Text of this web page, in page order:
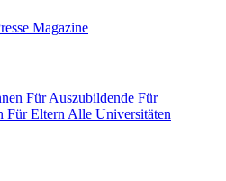
Magazine
Für Auszubildende Für
Für Eltern Alle Universitäten